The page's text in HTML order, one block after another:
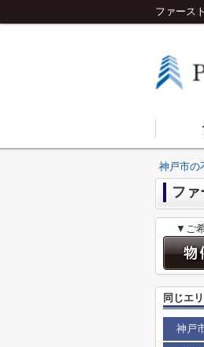
ファース
神戸市の
フ
▼ご
同じエ
神戸